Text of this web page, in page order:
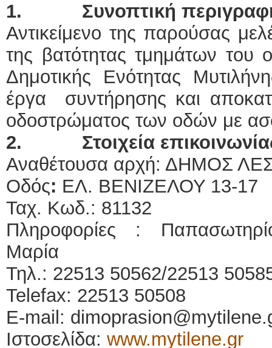
1. Συνοπτική
Αντικείμενο της παρούσας
της βατότητας τμημάτων του
Δημοτικής Ενότητας
έργα συντήρησης και
οδοστρώματος των οδών με
2. Στοιχεία
Αναθέτουσα αρχή: ΔΗΜΟΣ
Οδός: ΕΛ. ΒΕΝΙΖΕΛΟΥ 13-17
Ταχ. Κωδ.: 81132
Πληροφορίες :
Μαρία
Τηλ.: 22513 50562/22513
Telefax: 22513 50508
E-mail:
Ιστοσελίδα: www.mytilene.gr